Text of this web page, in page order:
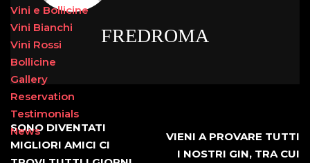
Vini e Bollicine
Vini Bianchi
Vini Rossi
Bollicine
Gallery
Reservation
Testimonials
News
FREDROMA
SONO DIVENTATI
MIGLIORI AMICI CI
VIENI A PROVARE TUTTI
I NOSTRI GIN, TRA CUI